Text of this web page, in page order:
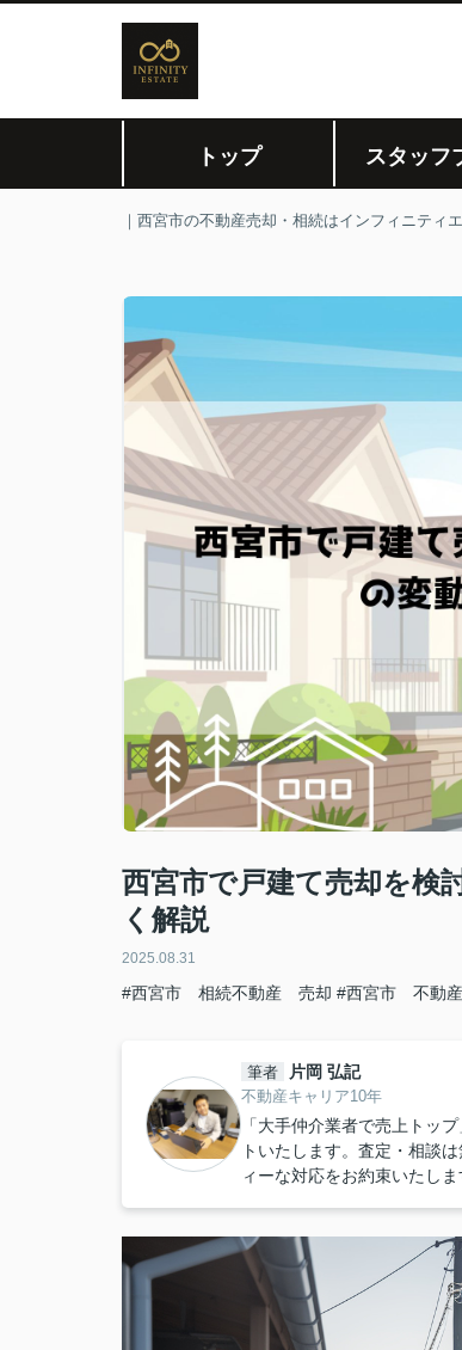
トップ スタッフ
｜西宮市の不動産売却・相続はインフィニティ
西宮市で戸建て売却を検
く解説
2025.08.31
#西宮市 相続不動産 売却 #西宮市 不動
筆者 片岡 弘記
不動産キャリア10年
「大手仲介業者で売上トッ
トいたします。査定・相談
ィーな対応をお約束いたしま